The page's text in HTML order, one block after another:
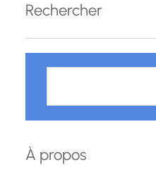
Rechercher
h
r
À propos